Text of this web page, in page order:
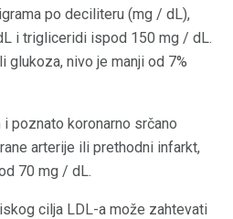
po deciliteru (mg / dL),
i trigliceridi ispod 150 mg / dL.
glukoza, nivo je manji od 7%
poznato koronarno srčano
arterije ili prethodni infarkt,
70 mg / dL.
cilja LDL-a može zahtevati